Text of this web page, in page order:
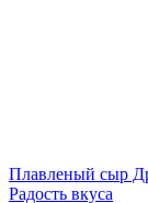
Плавленый сыр
Радость вкуса